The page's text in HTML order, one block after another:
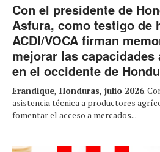
Con el presidente de
Asfura, como testigo de
ACDI/VOCA firman
mejorar las
en el occidente de
Erandique, Honduras, julio 2026.
asistencia técnica a productores
fomentar el acceso a mercados...